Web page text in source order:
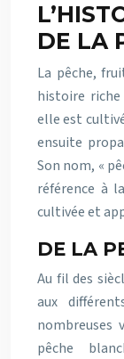
DE LA
La pêche,
histoire
elle est
ensuite
Son nom, «
référence à
cultivée et
DE LA
Au fil des
aux
nombreuses
pêche